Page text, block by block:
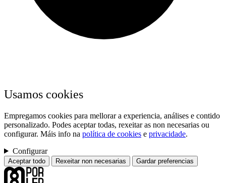
Usamos cookies
Empregamos cookies para mellorar a experiencia, análises e contido
personalizado. Podes aceptar todas, rexeitar as non necesarias ou
configurar. Máis info na política de cookies e privacidade.
Configurar
Aceptar todo Rexeitar non necesarias Gardar preferencias